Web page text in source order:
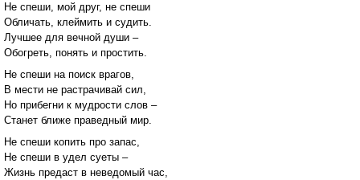
Не спеши, мой друг, не спеши
Обличать, клеймить и судить.
Лучшее для вечной души –
Обогреть, понять и простить.
Не спеши на поиск врагов,
В мести не растрачивай сил,
Но прибегни к мудрости слов –
Станет ближе праведный мир.
Не спеши копить про запас,
Не спеши в удел суеты –
Жизнь предаст в неведомый час,